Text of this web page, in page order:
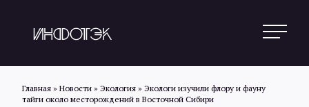
Главная » Новости » Экология » Экологи изучили флору и фауну
тайги около месторождений в Восточной Сибири